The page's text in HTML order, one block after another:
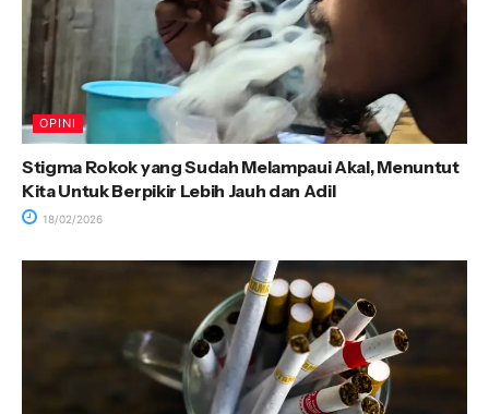
OPINI
Stigma Rokok yang Sudah Melampaui Akal, Menuntut
Kita Untuk Berpikir Lebih Jauh dan Adil
18/02/2026